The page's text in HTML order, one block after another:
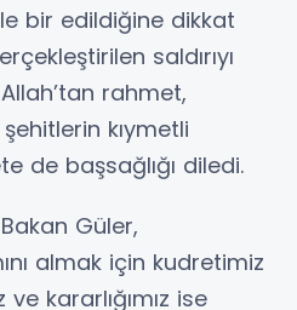
bir edildiğine dikkat
saldırıyı
rahmet,
kıymetli
de başsağlığı diledi.
Güler,
almak için kudretimiz
kararlığımız ise